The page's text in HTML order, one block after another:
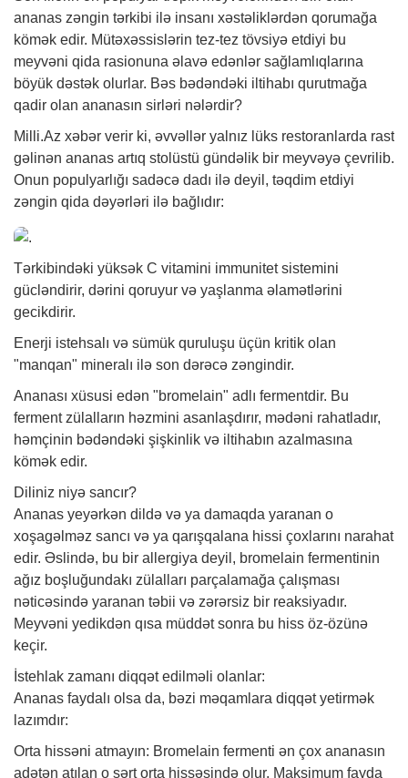
ananas zəngin tərkibi ilə insanı xəstəliklərdən qorumağa
kömək edir. Mütəxəssislərin tez-tez tövsiyə etdiyi bu
meyvəni qida rasionuna əlavə edənlər sağlamlıqlarına
böyük dəstək olurlar. Bəs bədəndəki iltihabı qurutmağa
qadir olan ananasın sirləri nələrdir?
Milli.Az xəbər verir ki, əvvəllər yalnız lüks restoranlarda rast
gəlinən ananas artıq stolüstü gündəlik bir meyvəyə çevrilib.
Onun populyarlığı sadəcə dadı ilə deyil, təqdim etdiyi
zəngin qida dəyərləri ilə bağlıdır:
Tərkibindəki yüksək C vitamini immunitet sistemini
gücləndirir, dərini qoruyur və yaşlanma əlamətlərini
gecikdirir.
Enerji istehsalı və sümük quruluşu üçün kritik olan
"manqan" mineralı ilə son dərəcə zəngindir.
Ananası xüsusi edən "bromelain" adlı fermentdir. Bu
ferment zülalların həzmini asanlaşdırır, mədəni rahatladır,
həmçinin bədəndəki şişkinlik və iltihabın azalmasına
kömək edir.
Diliniz niyə sancır?
Ananas yeyərkən dildə və ya damaqda yaranan o
xoşagəlməz sancı və ya qarışqalana hissi çoxlarını narahat
edir. Əslində, bu bir allergiya deyil, bromelain fermentinin
ağız boşluğundakı zülalları parçalamağa çalışması
nəticəsində yaranan təbii və zərərsiz bir reaksiyadır.
Meyvəni yedikdən qısa müddət sonra bu hiss öz-özünə
keçir.
İstehlak zamanı diqqət edilməli olanlar:
Ananas faydalı olsa da, bəzi məqamlara diqqət yetirmək
lazımdır:
Orta hissəni atmayın: Bromelain fermenti ən çox ananasın
adətən atılan o sərt orta hissəsində olur. Maksimum fayda